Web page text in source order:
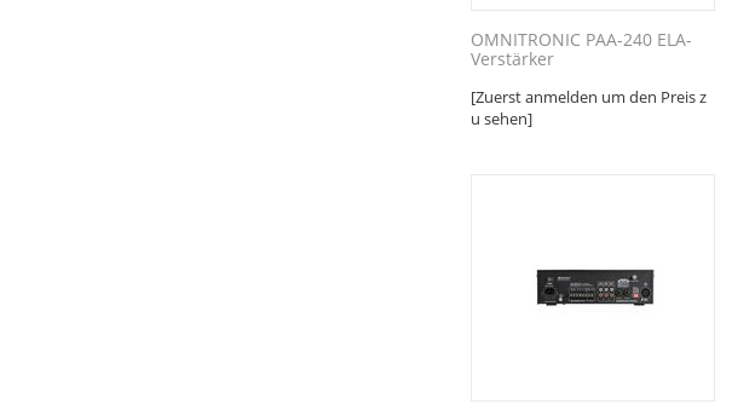
OMNITRONIC PAA-240 ELA-
Verstärker
[Zuerst anmelden um den Preis z
u sehen]